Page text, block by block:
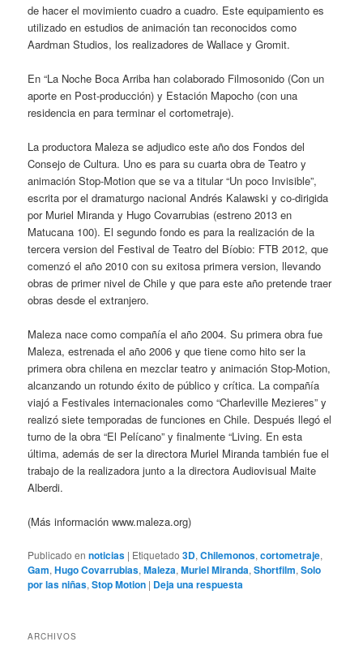
de hacer el movimiento cuadro a cuadro. Este equipamiento es
utilizado en estudios de animación tan reconocidos como
Aardman Studios, los realizadores de Wallace y Gromit.
En “La Noche Boca Arriba han colaborado Filmosonido (Con un
aporte en Post-producción) y Estación Mapocho (con una
residencia en para terminar el cortometraje).
La productora Maleza se adjudico este año dos Fondos del
Consejo de Cultura. Uno es para su cuarta obra de Teatro y
animación Stop-Motion que se va a titular “Un poco Invisible”,
escrita por el dramaturgo nacional Andrés Kalawski y co-dirigida
por Muriel Miranda y Hugo Covarrubias (estreno 2013 en
Matucana 100). El segundo fondo es para la realización de la
tercera version del Festival de Teatro del Bíobio: FTB 2012, que
comenzó el año 2010 con su exitosa primera version, llevando
obras de primer nivel de Chile y que para este año pretende traer
obras desde el extranjero.
Maleza nace como compañía el año 2004. Su primera obra fue
Maleza, estrenada el año 2006 y que tiene como hito ser la
primera obra chilena en mezclar teatro y animación Stop-Motion,
alcanzando un rotundo éxito de público y crítica. La compañía
viajó a Festivales internacionales como “Charleville Mezieres” y
realizó siete temporadas de funciones en Chile. Después llegó el
turno de la obra “El Pelícano” y finalmente “Living. En esta
última, además de ser la directora Muriel Miranda también fue el
trabajo de la realizadora junto a la directora Audiovisual Maite
Alberdi.
(Más información www.maleza.org)
Publicado en noticias | Etiquetado 3D,Chilemonos,cortometraje,
Gam,Hugo Covarrubias,Maleza,Muriel Miranda,Shortfilm,Solo
por las niñas,Stop Motion | Deja una respuesta
ARCHIVOS